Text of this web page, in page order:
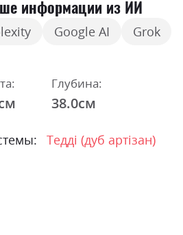
информации из ИИ
Google AI Grok
Глубина:
38.0см
Тедді (дуб артізан)